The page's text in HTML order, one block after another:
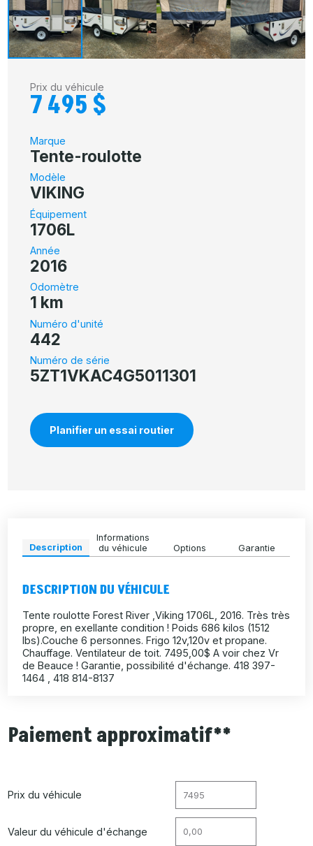
Prix du véhicule
7 495 $
Marque
Tente-roulotte
Modèle
VIKING
Équipement
1706L
Année
2016
Odomètre
1 km
Numéro d'unité
442
Numéro de série
5ZT1VKAC4G5011301
Planifier un essai routier
Description
Informations
du véhicule
Options Garantie
DESCRIPTION DU VÉHICULE
Tente roulotte Forest River ,Viking 1706L, 2016. Très très
propre, en exellante condition ! Poids 686 kilos (1512
lbs).Couche 6 personnes. Frigo 12v,120v et propane.
Chauffage. Ventilateur de toit. 7495,00$ A voir chez Vr
de Beauce ! Garantie, possibilité d'échange. 418 397-
1464 , 418 814-8137
Paiement approximatif**
Prix du véhicule
Valeur du véhicule d'échange